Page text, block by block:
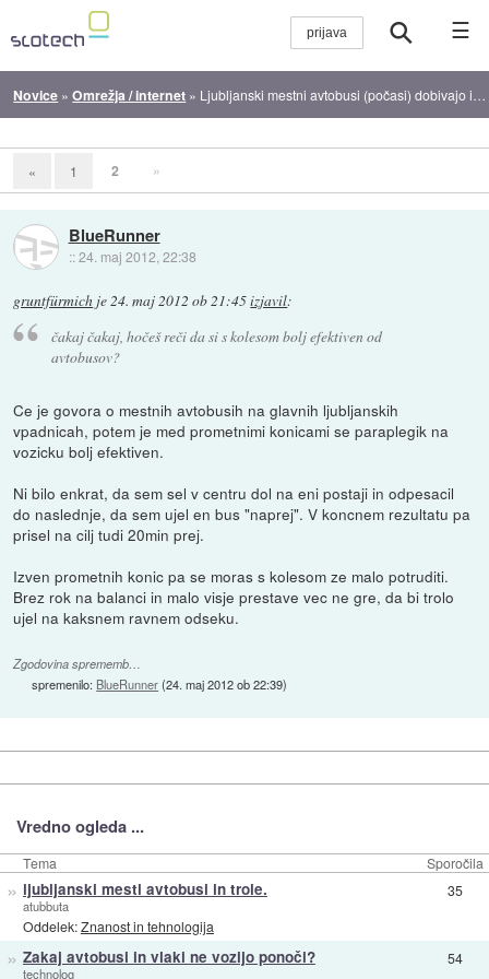
☰
Novice »Omrežja / internet » Ljubljanski mestni avtobusi (počasi) dobivajo internet
« 1 2 »
BlueRunner
::24. maj 2012, 22:38
gruntfürmich je24. maj 2012 ob 21:45izjavil:
čakaj čakaj, hočeš reči da si s kolesom bolj efektiven od
avtobusov?
Ce je govora o mestnih avtobusih na glavnih ljubljanskih
vpadnicah, potem je med prometnimi konicami se paraplegik na
vozicku bolj efektiven.
Ni bilo enkrat, da sem sel v centru dol na eni postaji in odpesacil
do naslednje, da sem ujel en bus "naprej". V koncnem rezultatu pa
prisel na cilj tudi 20min prej.
Izven prometnih konic pa se moras s kolesom ze malo potruditi.
Brez rok na balanci in malo visje prestave vec ne gre, da bi trolo
ujel na kaksnem ravnem odseku.
Zgodovina sprememb…
spremenilo: BlueRunner(24. maj 2012 ob 22:39)
Vredno ogleda ...
Tema Sporočila
» ljubljanski mesti avtobusi in trole.
atubbuta
Oddelek:Znanost in tehnologija
35
» Zakaj avtobusi in vlaki ne vozijo ponoči?
technolog
54